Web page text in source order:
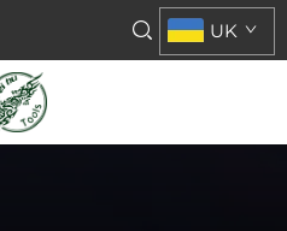
UK